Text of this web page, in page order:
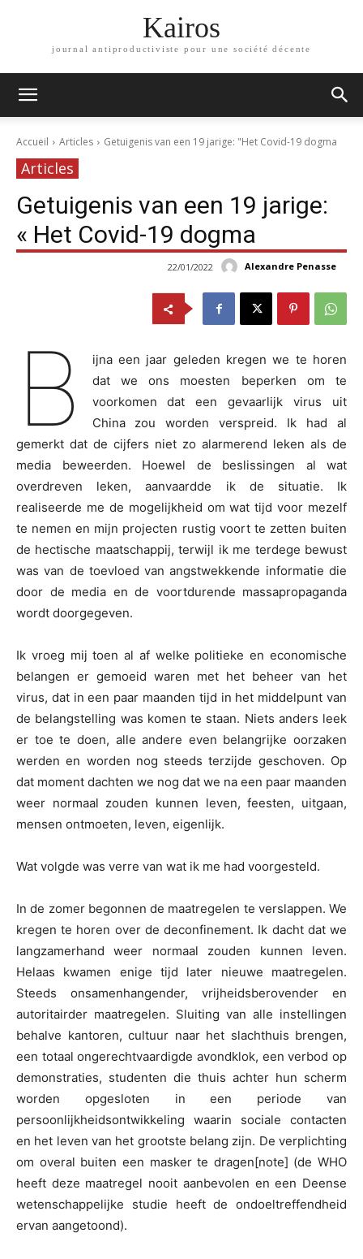
Kairos
journal antiproductiviste pour une société décente
Accueil Articles Getuigenis van een 19 jarige: "Het Covid-19 dogma
Articles
Getuigenis van een 19 jarige:
« Het Covid-19 dogma
Alexandre Penasse
22/01/2022
B
ijna een jaar geleden kregen we te horen
dat we ons moesten beperken om te
voorkomen dat een gevaarlijk virus uit
China zou worden verspreid. Ik had al
gemerkt dat de cijfers niet zo alarmerend leken als de
media beweerden. Hoewel de beslissingen al wat
overdreven leken, aanvaardde ik de situatie. Ik
realiseerde me de mogelijkheid om wat tijd voor mezelf
te nemen en mijn projecten rustig voort te zetten buiten
de hectische maatschappij, terwijl ik me terdege bewust
was van de toevloed van angstwekkende informatie die
door de media en de voortdurende massapropaganda
wordt doorgegeven.
Ik vroeg mij toen al af welke politieke en economische
belangen er gemoeid waren met het beheer van het
virus, dat in een paar maanden tijd in het middelpunt van
de belangstelling was komen te staan. Niets anders leek
er toe te doen, alle andere even belangrijke oorzaken
werden en worden nog steeds terzijde geschoven. Op
dat moment dachten we nog dat we na een paar maanden
weer normaal zouden kunnen leven, feesten, uitgaan,
mensen ontmoeten, leven, eigenlijk.
Wat volgde was verre van wat ik me had voorgesteld.
In de zomer begonnen de maatregelen te verslappen. We
kregen te horen over de deconfinement. Ik dacht dat we
langzamerhand weer normaal zouden kunnen leven.
Helaas kwamen enige tijd later nieuwe maatregelen.
Steeds onsamenhangender, vrijheidsberovender en
autoritairder maatregelen. Sluiting van alle instellingen
behalve kantoren, cultuur naar het slachthuis brengen,
een totaal ongerechtvaardigde avondklok, een verbod op
demonstraties, studenten die thuis achter hun scherm
worden opgesloten in een periode van
persoonlijkheidsontwikkeling waarin sociale contacten
en het leven van het grootste belang zijn. De verplichting
om overal buiten een masker te dragen[note] (de WHO
heeft deze maatregel nooit aanbevolen en een Deense
wetenschappelijke studie heeft de ondoeltreffendheid
ervan aangetoond).